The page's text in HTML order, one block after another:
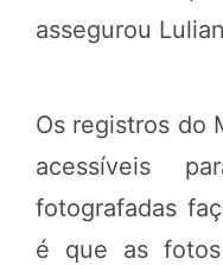
assegurou
Os registros do
acessíveis
fotografadas
é que as